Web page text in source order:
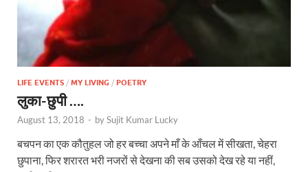
LIFE EVENTS / MY LIVING / POETRY
लुका-छुपी ….
August 13, 2018 - bySujit Kumar Lucky
बचपन का एक कौतुहल जो हर बच्चा अपने माँ के आँचल में सीखता, चेहरा
छुपाना, फिर शरारत भरी नजरों से देखना की सब उसको देख रहे या नहीं,